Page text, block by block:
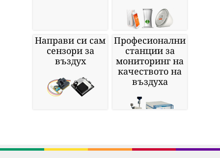
Направи си сам
сензори за
въздух
Професионални
станции за
мониторинг на
качеството на
въздуха